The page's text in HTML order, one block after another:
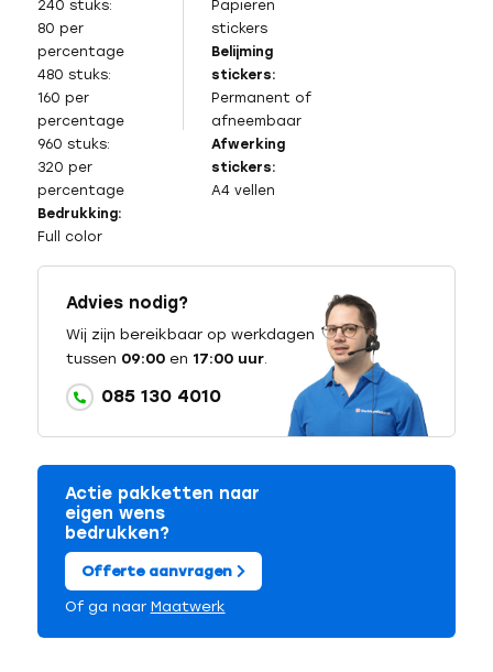
240 stuks:
80 per
percentage
480 stuks:
160 per
percentage
960 stuks:
320 per
percentage
Bedrukking:
Full color
Papieren
stickers
Belijming
stickers:
Permanent of
afneembaar
Afwerking
stickers:
A4 vellen
Advies nodig?
Wij zijn bereikbaar op werkdagen
tussen 09:00en 17:00 uur.
085 130 4010
Actie pakketten naar
eigen wens
bedrukken?
Offerte aanvragen
Of ga naar Maatwerk